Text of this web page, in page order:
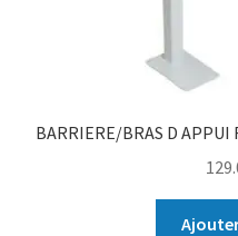
BARRIERE/BRAS D APPUI